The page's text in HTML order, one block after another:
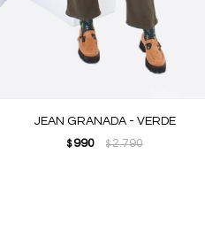
JEAN GRANADA - VERDE
$ 990 $2.790